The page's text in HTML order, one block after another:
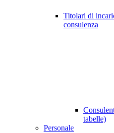
Titolari di
consulenza
tabelle)
Personale